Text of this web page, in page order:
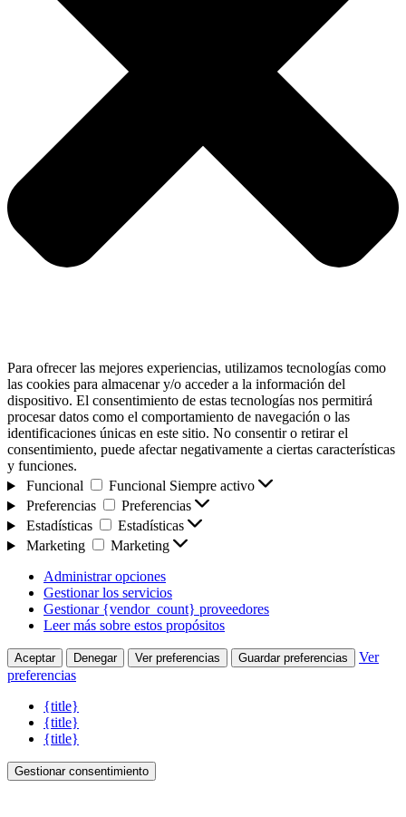
Para ofrecer las mejores experiencias, utilizamos tecnologías como
las cookies para almacenar y/o acceder a la información del
dispositivo. El consentimiento de estas tecnologías nos permitirá
procesar datos como el comportamiento de navegación o las
identificaciones únicas en este sitio. No consentir o retirar el
consentimiento, puede afectar negativamente a ciertas características
y funciones.
Funcional
Funcional Siempre activo
Preferencias
Preferencias
Estadísticas
Estadísticas
Marketing
Marketing
Administrar opciones
Gestionar los servicios
Gestionar {vendor_count} proveedores
Leer más sobre estos propósitos
Aceptar Denegar Ver preferencias Guardar preferencias
Ver
preferencias
{title}
{title}
{title}
Gestionar consentimiento